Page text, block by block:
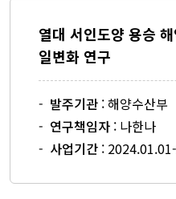
열대 서인도양 용승
일변화 연구
- 발주기관 : 해양수산부
- 연구책임자 : 나한나
- 사업기간 :
동아시아연해순환연
독도·울릉도해역연구
대양지구물리연구센터